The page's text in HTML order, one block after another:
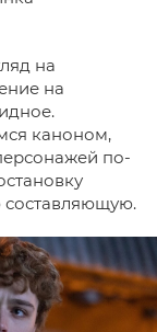
на
на
каноном,
по-
составляющую.